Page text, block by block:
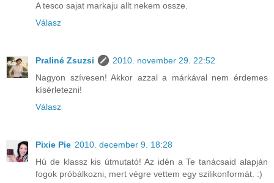
A tesco sajat markaju allt nekem ossze.
Válasz
Praliné Zsuzsi
2010. november 29. 22:52
Nagyon szívesen! Akkor azzal a márkával nem érdemes
kísérletezni!
Válasz
Pixie Pie 2010. december 9. 18:28
Hú de klassz kis útmutató! Az idén a Te tanácsaid alapján
fogok próbálkozni, mert végre vettem egy szilikonformát. :)